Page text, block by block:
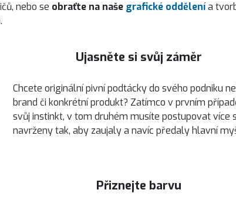
nebo se obraťte na naše grafické oddělenía
Ujasněte si svůj záměr
Chcete originální pivní podtácky do svého podniku
brand či konkrétní produkt? Zatímco v prvním
svůj instinkt, v tom druhém musíte postupovat více
navrženy tak, aby zaujaly a navíc předaly hlavní
Přiznejte barvu